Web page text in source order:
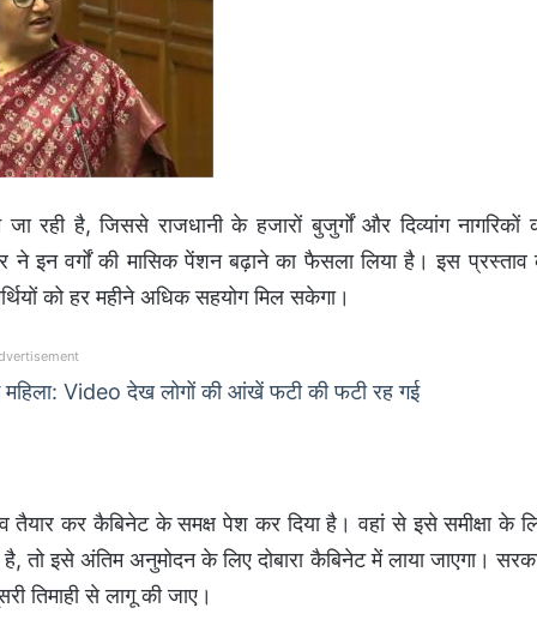
रही है, जिससे राजधानी के हजारों बुजुर्गों और दिव्यांग नागरिकों
ने इन वर्गों की मासिक पेंशन बढ़ाने का फैसला लिया है। इस
को हर महीने अधिक सहयोग मिल सकेगा।
Video देख लोगों की आंखें फटी की फटी रह गई
तैयार कर कैबिनेट के समक्ष पेश कर दिया है। वहां से इसे समीक्षा के
है, तो इसे अंतिम अनुमोदन के लिए दोबारा कैबिनेट में लाया जाएगा।
तिमाही से लागू की जाए।